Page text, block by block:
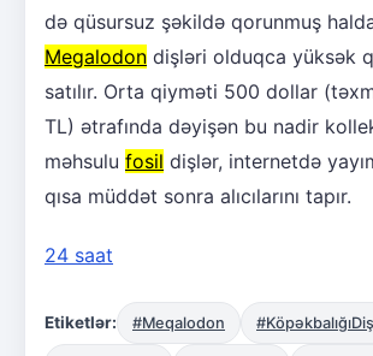
də qüsursuz şəkildə qorunmuş
Megalodon dişləri olduqca yüksək
satılır. Orta qiyməti 500 dollar
TL) ətrafında dəyişən bu nadir
məhsulu fosil dişlər, internetdə
qısa müddət sonra alıcılarını tapır.
24 saat
Etiketlər: #Meqalodon